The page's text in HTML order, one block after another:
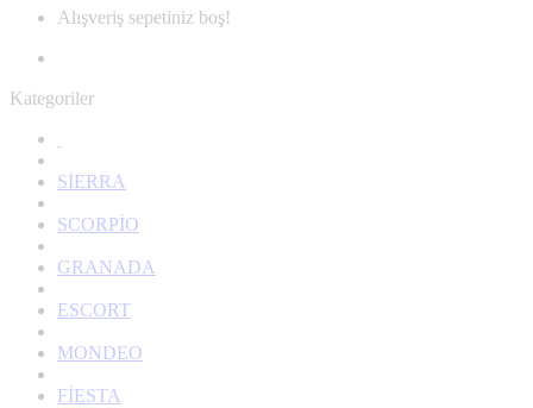
Alışveriş sepetiniz boş!
Kategoriler
SİERRA
SCORPİO
GRANADA
ESCORT
MONDEO
FİESTA